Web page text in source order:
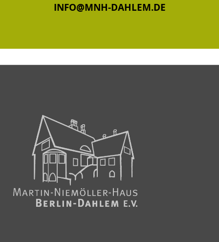
INFO@MNH-DAHLEM.DE